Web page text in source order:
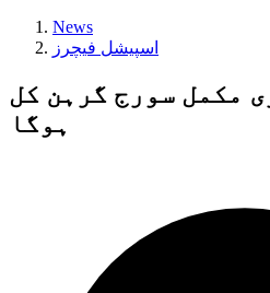
News
اسپیشل فیچرز
مکمل سورج گرہن کل
ہوگا